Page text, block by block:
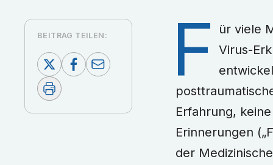
F
ür viele
Virus-
Erfahrung,
Erinnerungen
der
BEITRAG TEILEN: